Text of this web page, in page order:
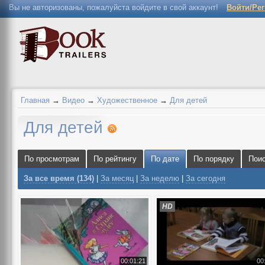
Вы не авторизованы, пожалуйста войдите в свой аккаунт! Войти/
Главная → Видео → Художественное → Для детей
Для детей
По просмотрам По рейтингу По дате По порядку
За все время (134) За месяц За неделю За сегодня
00:01:21
HD